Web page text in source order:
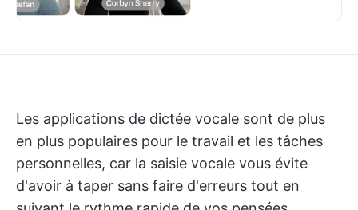
Les applications de dictée vocale sont de plus
en plus populaires pour le travail et les tâches
personnelles, car la saisie vocale vous évite
d'avoir à taper sans faire d'erreurs tout en